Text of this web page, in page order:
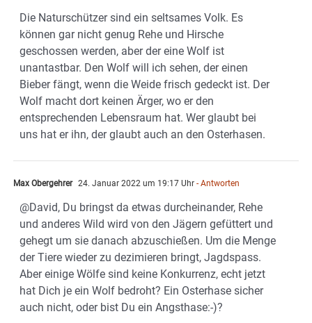
Die Naturschützer sind ein seltsames Volk. Es
können gar nicht genug Rehe und Hirsche
geschossen werden, aber der eine Wolf ist
unantastbar. Den Wolf will ich sehen, der einen
Bieber fängt, wenn die Weide frisch gedeckt ist. Der
Wolf macht dort keinen Ärger, wo er den
entsprechenden Lebensraum hat. Wer glaubt bei
uns hat er ihn, der glaubt auch an den Osterhasen.
Max Obergehrer 24. Januar 2022 um 19:17 Uhr - Antworten
@David, Du bringst da etwas durcheinander, Rehe
und anderes Wild wird von den Jägern gefüttert und
gehegt um sie danach abzuschießen. Um die Menge
der Tiere wieder zu dezimieren bringt, Jagdspass.
Aber einige Wölfe sind keine Konkurrenz, echt jetzt
hat Dich je ein Wolf bedroht? Ein Osterhase sicher
auch nicht, oder bist Du ein Angsthase:-)?